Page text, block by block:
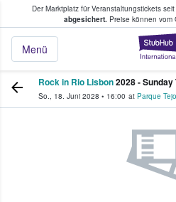
Der Marktplatz für Veranstaltungstickets
abgesichert.Preise können vom
Menü
Tickets kaufen &
Rock in Rio Lisbon2028 -
So., 18. Juni 2028 • 16:00 at Parque Tejo